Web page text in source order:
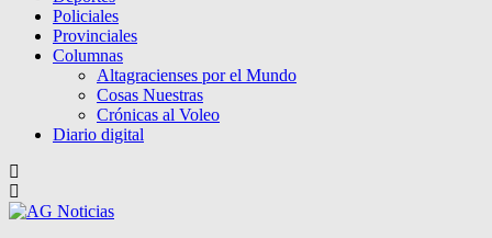
Policiales
Provinciales
Columnas
Altagracienses por el Mundo
Cosas Nuestras
Crónicas al Voleo
Diario digital